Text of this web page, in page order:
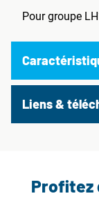
Pour groupe
Liens &
Profitez